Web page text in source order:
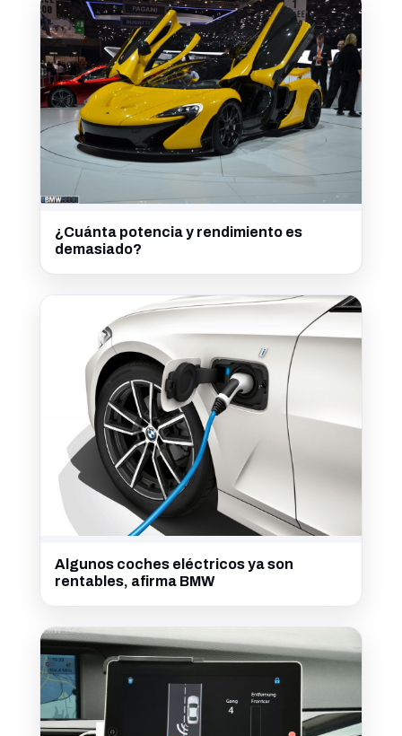
¿Cuánta potencia y rendimiento es
demasiado?
Algunos coches eléctricos ya son
rentables, afirma BMW